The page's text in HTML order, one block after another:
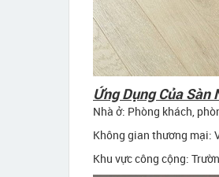
Ứng Dụng Của Sàn
Nhà ở: Phòng khách,
Không gian thương mại:
Khu vực công cộng: